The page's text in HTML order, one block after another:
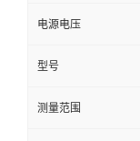
电源电压
型号
测量范围